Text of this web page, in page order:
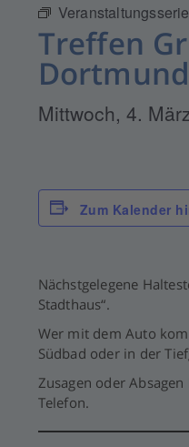
Treffen
Dortmund
Mittwoch, 4. März
Zum Kalender
Nächstgelegene
Stadthaus“.
Wer mit dem Auto
Südbad oder in der
Zusagen oder
Telefon.